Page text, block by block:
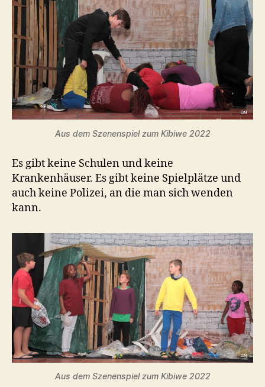
Aus dem Szenenspiel zum Kibiwe 2022
Es gibt keine Schulen und keine
Krankenhäuser. Es gibt keine Spielplätze und
auch keine Polizei, an die man sich wenden
kann.
Aus dem Szenenspiel zum Kibiwe 2022